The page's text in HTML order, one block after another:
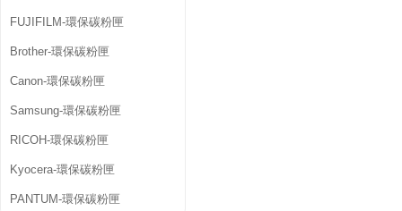
FUJIFILM-環保碳粉匣
Brother-環保碳粉匣
Canon-環保碳粉匣
Samsung-環保碳粉匣
RICOH-環保碳粉匣
Kyocera-環保碳粉匣
PANTUM-環保碳粉匣